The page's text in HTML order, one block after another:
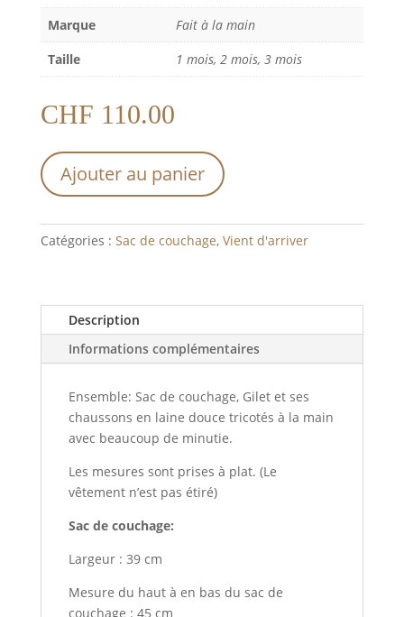
Marque
Fait à la main
Taille
1 mois, 2 mois, 3 mois
CHF 110.00
Ajouter au panier
Catégories : Sac de couchage, Vient d'arriver
Description
Informations complémentaires
Ensemble: Sac de couchage, Gilet et ses
chaussons en laine douce tricotés à la main
avec beaucoup de minutie.
Les mesures sont prises à plat. (Le
vêtement n’est pas étiré)
Sac de couchage:
Largeur : 39 cm
Mesure du haut à en bas du sac de
couchage : 45 cm